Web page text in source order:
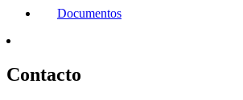
Documentos
Contacto